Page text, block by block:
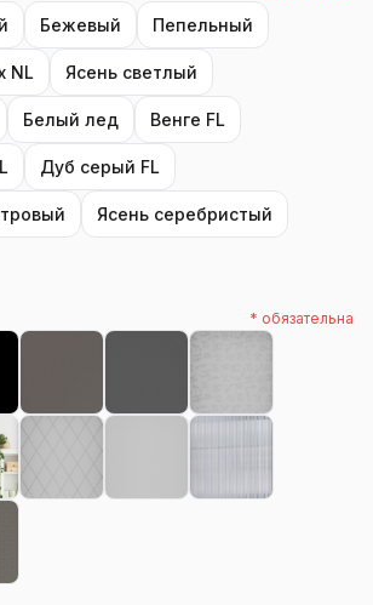
Бежевый Пепельный
NL Ясень светлый
Белый лед Венге FL
Дуб серый FL
Ясень серебристый
* обязательна